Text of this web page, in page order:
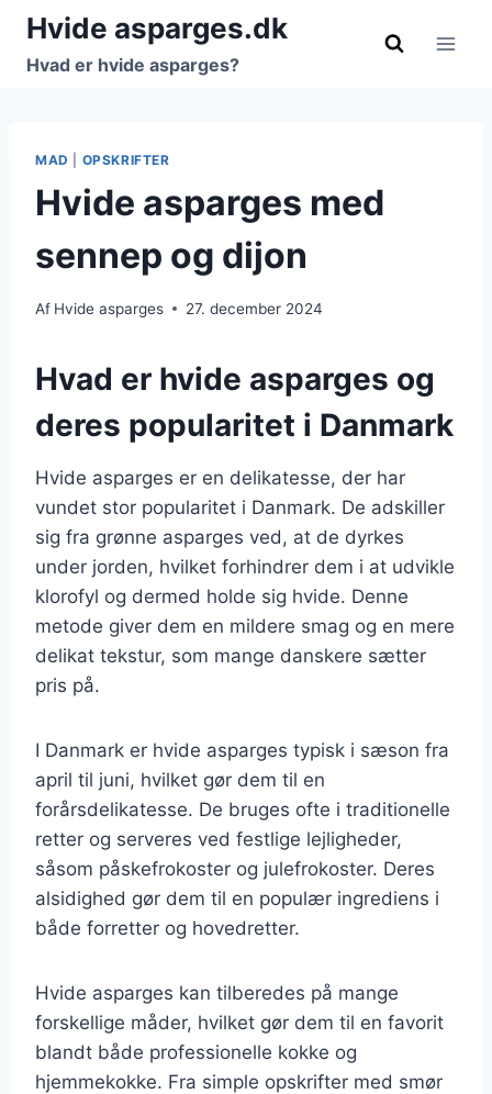
Fortsæt
indhold
Hvide asparges.dk
Hvad er hvide asparges?
MAD OPSKRIFTER
Hvide asparges med
sennep og dijon
Af Hvide asparges 27. december 2024
Hvad er hvide asparges og
deres popularitet i Danmark
Hvide asparges er en delikatesse, der har
vundet stor popularitet i Danmark. De adskiller
sig fra grønne asparges ved, at de dyrkes
under jorden, hvilket forhindrer dem i at udvikle
klorofyl og dermed holde sig hvide. Denne
metode giver dem en mildere smag og en mere
delikat tekstur, som mange danskere sætter
pris på.
I Danmark er hvide asparges typisk i sæson fra
april til juni, hvilket gør dem til en
forårsdelikatesse. De bruges ofte i traditionelle
retter og serveres ved festlige lejligheder,
såsom påskefrokoster og julefrokoster. Deres
alsidighed gør dem til en populær ingrediens i
både forretter og hovedretter.
Hvide asparges kan tilberedes på mange
forskellige måder, hvilket gør dem til en favorit
blandt både professionelle kokke og
hjemmekokke. Fra simple opskrifter med smør